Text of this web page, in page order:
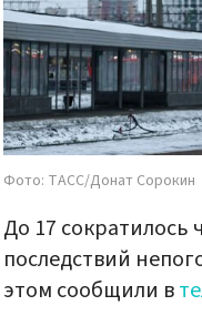
Фото: ТАСС/Донат Сорокин
До 17 сократилось
последствий
этом сообщили в